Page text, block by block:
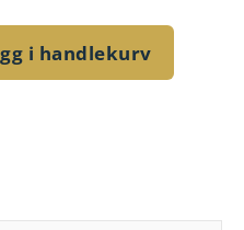
i handlekurv